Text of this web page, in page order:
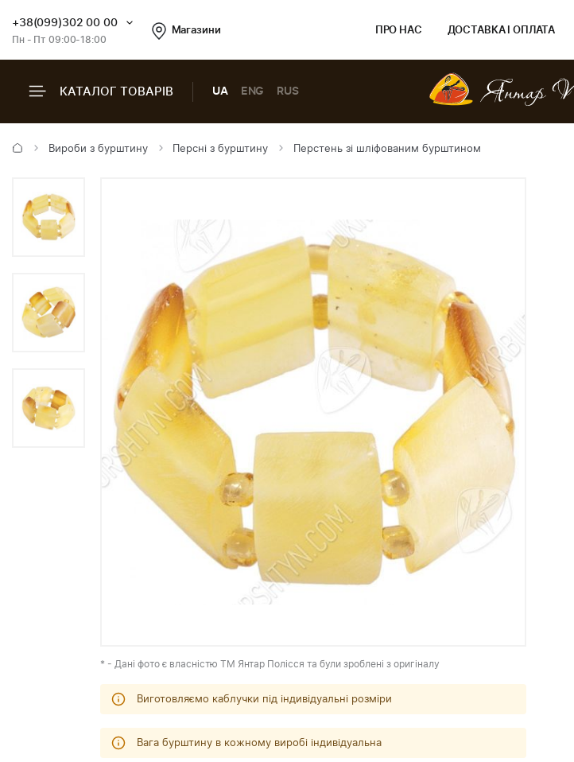
+38(099)302 00 00
Пн - Пт 09:00-18:00
Магазини ПРО НАС ДОСТАВКА І ОПЛАТА
КАТАЛОГ ТОВАРІВ UA ENG RUS
Вироби з бурштину Персні з бурштину Перстень зі шліфованим бурштином
* - Дані фото є власністю ТМ Янтар Полісся та були зроблені з оригіналу
Виготовляємо каблучки під індивідуальні розміри
Вага бурштину в кожному виробі індивідуальна